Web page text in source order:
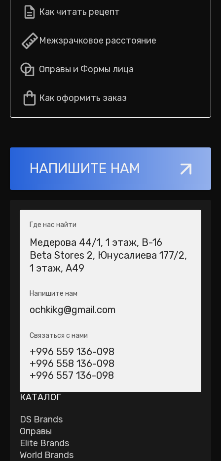
Как читать рецепт
Межзрачковое расстояние
Оправы и Формы лица
Как оформить заказ
НАПИШИТЕ НАМ
Где нас найти
Медерова 44/1​, 1 этаж, В-16
Beta Stores 2​, Юнусалиева 177/2,
1 этаж, А49
Напишите нам
ochkikg@gmail.com
Связаться с нами
+996 559 136-098
+996 558 136-098
+996 557 136-098
КАТАЛОГ
DS Brands
Оправы
Elite Brands
World Brands